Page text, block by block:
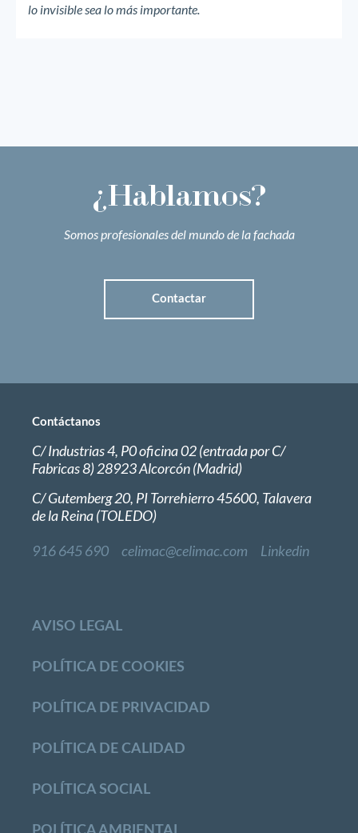
lo invisible sea lo más importante.
¿Hablamos?
Somos profesionales del mundo de la fachada
Contactar
Contáctanos
C/ Industrias 4, P0 oficina 02 (entrada por C/
Fabricas 8) 28923 Alcorcón (Madrid)
C/ Gutemberg 20, PI Torrehierro 45600, Talavera
de la Reina (TOLEDO)
916 645 690
celimac@celimac.com Linkedin
AVISO LEGAL
POLÍTICA DE COOKIES
POLÍTICA DE PRIVACIDAD
POLÍTICA DE CALIDAD
POLÍTICA SOCIAL